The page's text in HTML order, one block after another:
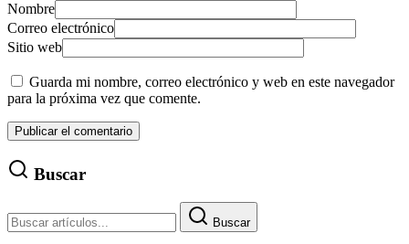
Nombre
Correo electrónico
Sitio web
Guarda mi nombre, correo electrónico y web en este navegador
para la próxima vez que comente.
Buscar
Buscar